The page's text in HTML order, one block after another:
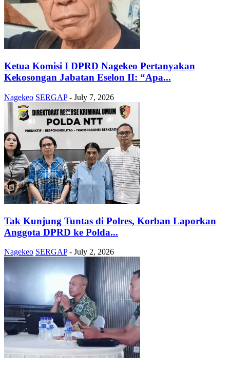
Ketua Komisi I DPRD Nagekeo Pertanyakan
Kekosongan Jabatan Eselon II: “Apa...
Nagekeo SERGAP - July 7, 2026
Tak Kunjung Tuntas di Polres, Korban Laporkan
Anggota DPRD ke Polda...
Nagekeo SERGAP - July 2, 2026